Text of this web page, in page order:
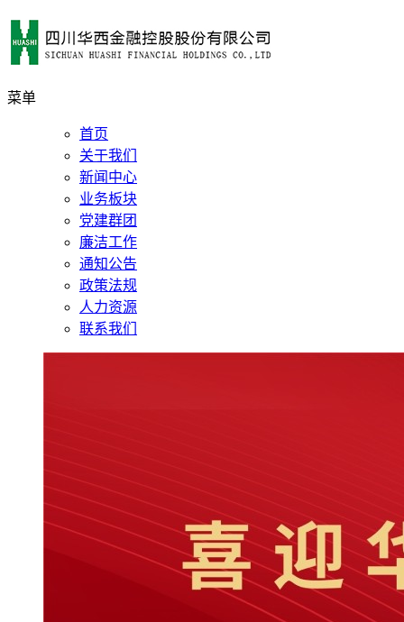
菜单
首页
关于我们
新闻中心
业务板块
党建群团
廉洁工作
通知公告
政策法规
人力资源
联系我们